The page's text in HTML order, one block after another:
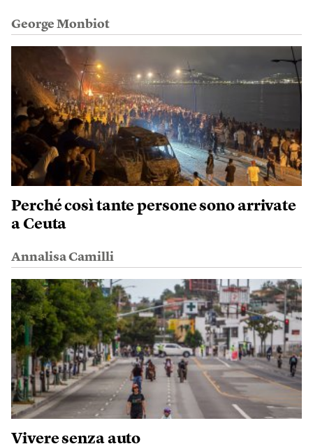
George Monbiot
Perché così tante persone sono arrivate
a Ceuta
Annalisa Camilli
Vivere senza auto